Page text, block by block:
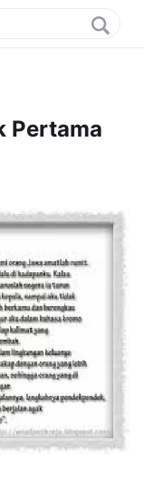
Pertama